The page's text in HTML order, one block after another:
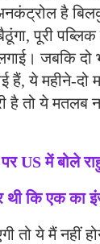
है
पूरी पब्लिक
जबकि दो
ये महीने-दो
है तो ये मतलब
US में बोले
थी कि एक का
तो ये मैं नहीं